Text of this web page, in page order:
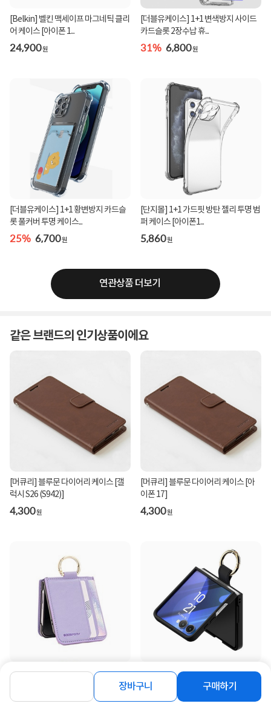
장바구니 구매하기
[Belkin] 벨킨 맥세이프 마그네틱 클리
어 케이스 [아이폰 1...
24,900원
[더블유케이스] 1+1 변색방지 사이드
카드슬롯 2장수납 휴...
31% 6,800원
[더블유케이스] 1+1 황변방지 카드슬
롯 풀커버 투명 케이스...
25% 6,700원
[단지몰] 1+1 가드핏 방탄 젤리 투명 범
퍼 케이스 [아이폰1...
5,860원
연관상품 더보기
같은 브랜드의 인기상품이에요
[머큐리] 블루문 다이어리 케이스 [갤
럭시 S26 (S942)]
4,300원
[머큐리] 블루문 다이어리 케이스 [아
이폰 17]
4,300원
[머큐리] M-PRO 다이어리 케이스 [갤
4% 6,500원
[머큐리] 골드 링 케이스 [갤럭시 Z 플
립8 (F776)]
6,400원